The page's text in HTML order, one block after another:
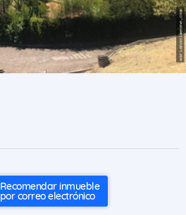
Recomendar inmueble
por correo electrónico